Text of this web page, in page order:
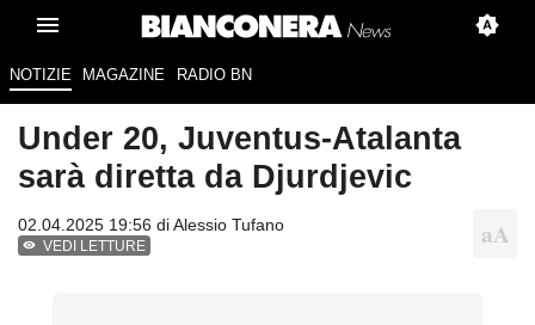
NOTIZIE MAGAZINE RADIO BN
Under 20, Juventus-Atalanta
sarà diretta da Djurdjevic
02.04.2025 19:56 diAlessio Tufano
VEDI LETTURE